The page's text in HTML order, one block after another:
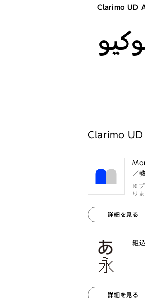
Clarimo UD
Clarimo UD
／
※プ
りま
詳細を見る
組
詳細を見る